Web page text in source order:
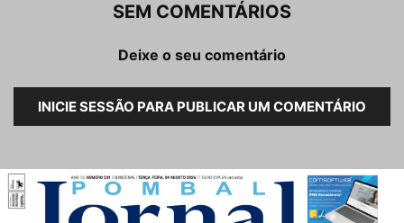
SEM COMENTÁRIOS
Deixe o seu comentário
INICIE SESSÃO PARA PUBLICAR UM COMENTÁRIO